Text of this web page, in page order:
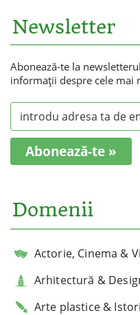
Newsletter
Abonează-te la
informaţii despre cele mai
Abonează-te »
Domenii
Actorie, Cinema &
Arhitectură &
Arte plastice &